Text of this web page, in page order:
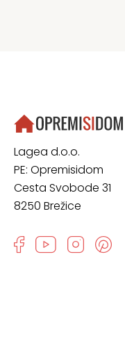
Lagea d.o.o.
PE: Opremisidom
Cesta Svobode 31
8250 Brežice